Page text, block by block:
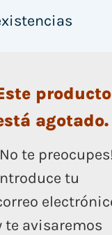
producto
agotado.
te
tu
te avisaremos